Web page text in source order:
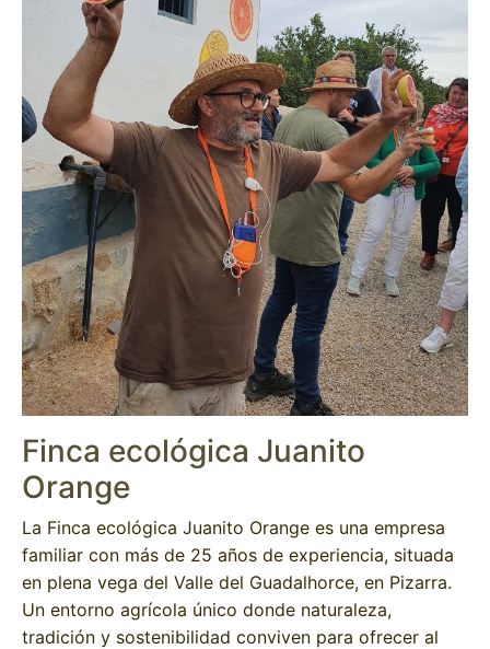
Finca ecológica Juanito
Orange
La Finca ecológica Juanito Orange es una empresa
familiar con más de 25 años de experiencia, situada
en plena vega del Valle del Guadalhorce, en Pizarra.
Un entorno agrícola único donde naturaleza,
tradición y sostenibilidad conviven para ofrecer al